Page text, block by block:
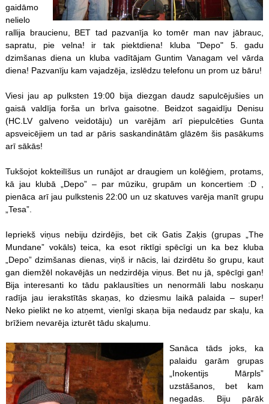
gaidāmo
nelielo
rallija braucienu, BET tad pazvanīja ko tomēr man nav jābrauc,
sapratu, pie velna! ir tak piektdiena! kluba "Depo" 5. gadu
dzimšanas diena un kluba vadītājam Guntim Vanagam vel vārda
diena! Pazvanīju kam vajadzēja, izslēdzu telefonu un prom uz bāru!
Viesi jau ap pulksten 19:00 bija diezgan daudz sapulcējušies un
gaisā valdīja forša un brīva gaisotne. Beidzot sagaidīju Denisu
(HC.LV galveno veidotāju) un varējām arī piepulcēties Gunta
apsveicējiem un tad ar pāris saskandinātām glāzēm šis pasākums
arī sākās!
Tukšojot kokteilīšus un runājot ar draugiem un kolēģiem, protams,
kā jau klubā „Depo” – par mūziku, grupām un koncertiem :D ,
pienāca arī jau pulkstenis 22:00 un uz skatuves varēja manīt grupu
„Tesa”.
Iepriekš viņus nebiju dzirdējis, bet cik Gatis Zaķis (grupas „The
Mundane” vokāls) teica, ka esot riktīgi spēcīgi un ka bez kluba
„Depo” dzimšanas dienas, viņš ir nācis, lai dzirdētu šo grupu, kaut
gan diemžēl nokavējās un nedzirdēja viņus. Bet nu jā, spēcīgi gan!
Bija interesanti ko tādu paklausīties un nenormāli labu noskaņu
radīja jau ierakstītās skaņas, ko dziesmu laikā palaida – super!
Neko pielikt ne ko atņemt, vienīgi skaņa bija nedaudz par skaļu, ka
brīžiem nevarēja izturēt tādu skaļumu.
Sanāca tāds joks, ka
palaidu garām grupas
„Inokentijs Mārpls”
uzstāšanos, bet kam
negadās. Biju pārāk